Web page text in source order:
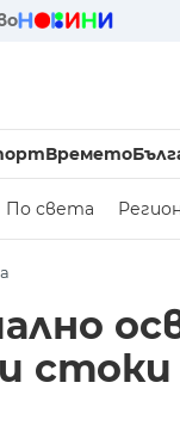
Времето
По света
стоки